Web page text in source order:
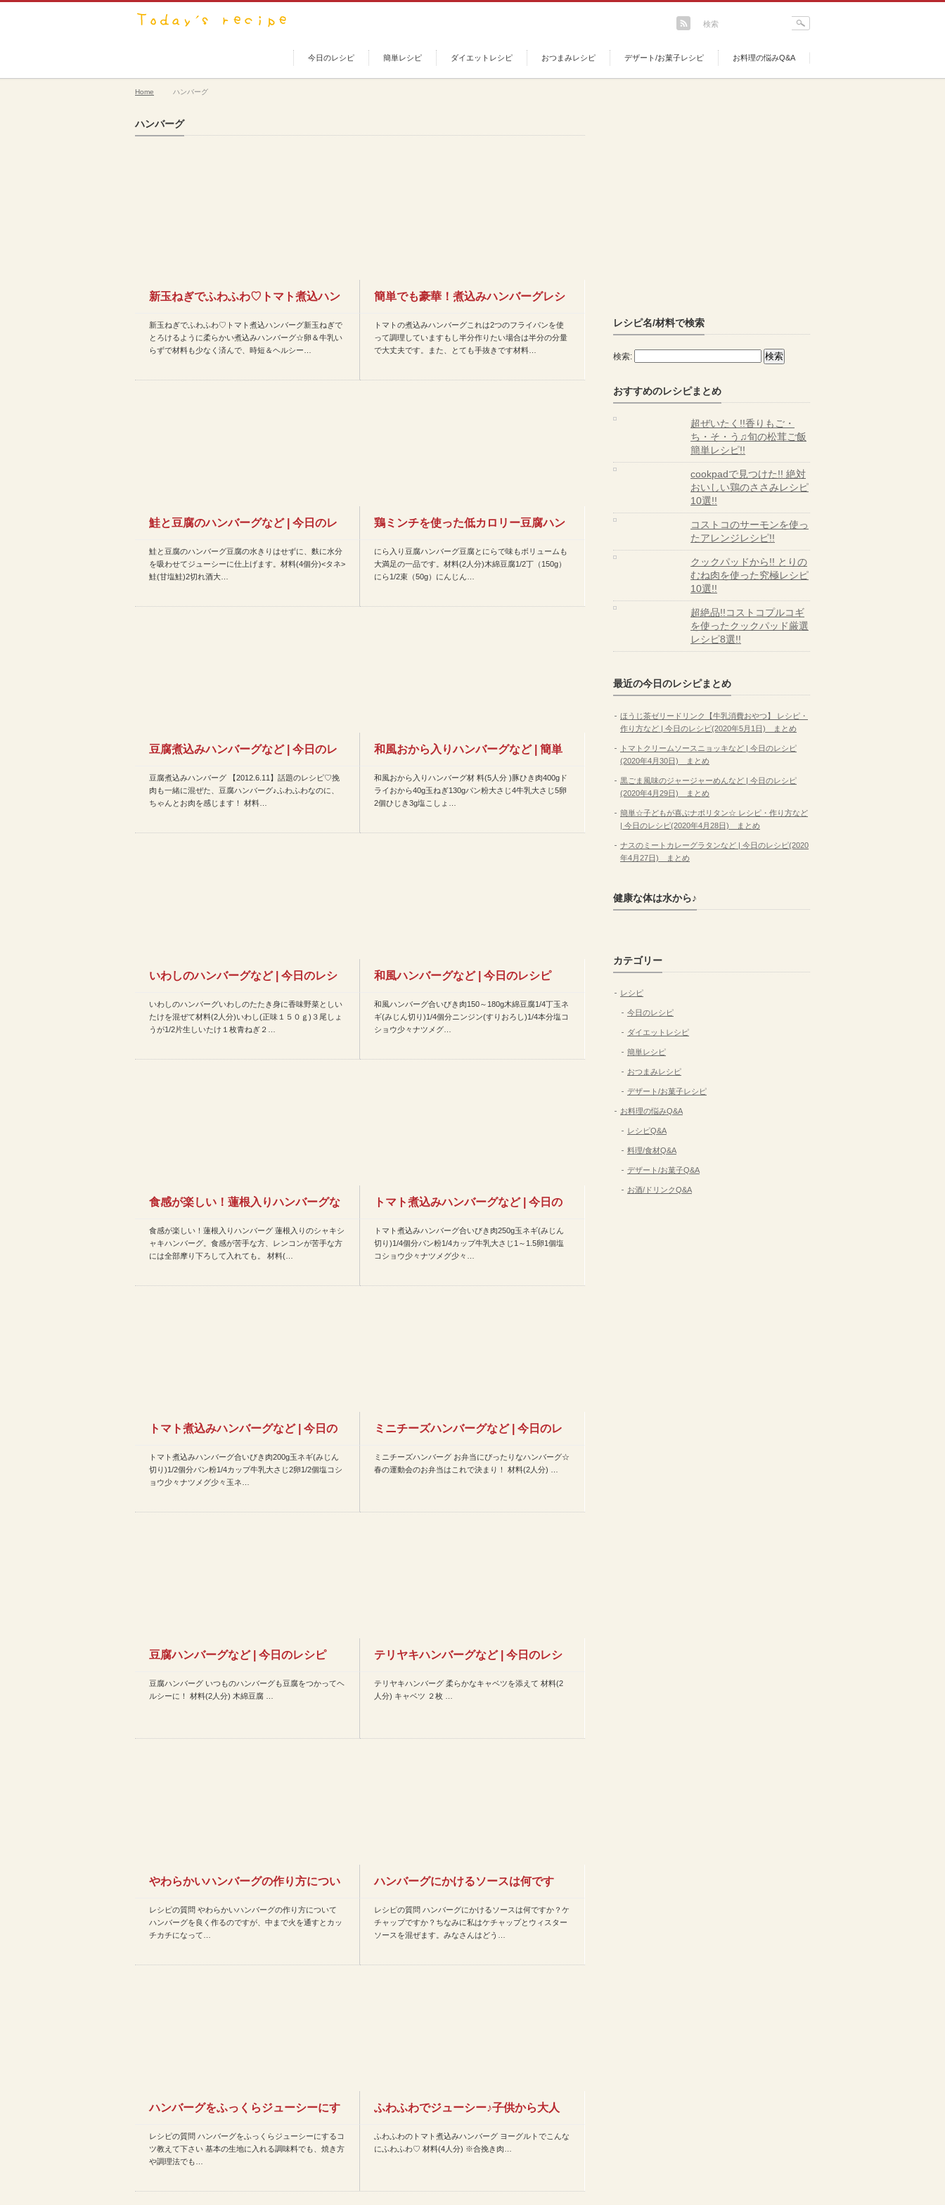
今日のレシピ 簡単レシピ ダイエットレシピ おつまみレシピ デザート/お菓子レシピ お料理の悩みQ&A
Home ハンバーグ
ハンバーグ
新玉ねぎでふわふわ♡トマト煮込ハン
バーグなど | 今日のレシ…
新玉ねぎでふわふわ♡トマト煮込ハンバーグ新玉ねぎで
とろけるように柔らかい煮込みハンバーグ☆卵＆牛乳い
らずで材料も少なく済んで、時短＆ヘルシー…
簡単でも豪華！煮込みハンバーグレシ
ピ10選
トマトの煮込みハンバーグこれは2つのフライパンを使
って調理していますもし半分作りたい場合は半分の分量
で大丈夫です。また、とても手抜きです材料…
鮭と豆腐のハンバーグなど | 今日のレ
シピ(2020年3月1…
鮭と豆腐のハンバーグ豆腐の水きりはせずに、麩に水分
を吸わせてジューシーに仕上げます。材料(4個分)<タネ>
鮭(甘塩鮭)2切れ酒大…
鶏ミンチを使った低カロリー豆腐ハン
バーグレシピ10選
にら入り豆腐ハンバーグ豆腐とにらで味もボリュームも
大満足の一品です。材料(2人分)木綿豆腐1/2丁（150g）
にら1/2束（50g）にんじん…
豆腐煮込みハンバーグなど | 今日のレ
シピ(2016年9月5…
豆腐煮込みハンバーグ 【2012.6.11】話題のレシピ♡挽
肉も一緒に混ぜた、豆腐ハンバーグ♪ふわふわなのに、
ちゃんとお肉を感じます！ 材料…
和風おから入りハンバーグなど | 簡単
レシピまとめ
和風おから入りハンバーグ材 料(5人分 )豚ひき肉400gド
ライおから40g玉ねぎ130gパン粉大さじ4牛乳大さじ5卵
2個ひじき3g塩こしょ…
いわしのハンバーグなど | 今日のレシ
ピ(2015年9月2日…
いわしのハンバーグいわしのたたき身に香味野菜としい
たけを混ぜて材料(2人分)いわし(正味１５０ｇ)３尾しょ
うが1/2片生しいたけ１枚青ねぎ２…
和風ハンバーグなど | 今日のレシピ
(2015年6月16日)…
和風ハンバーグ合いびき肉150～180g木綿豆腐1/4丁玉ネ
ギ(みじん切り)1/4個分ニンジン(すりおろし)1/4本分塩コ
ショウ少々ナツメグ…
食感が楽しい！蓮根入りハンバーグな
ど | 今日のレシピ(20…
食感が楽しい！蓮根入りハンバーグ 蓮根入りのシャキシ
ャキハンバーグ。食感が苦手な方、レンコンが苦手な方
には全部摩り下ろして入れても。 材料(…
トマト煮込みハンバーグなど | 今日の
レシピ(2015年2月…
トマト煮込みハンバーグ合いびき肉250g玉ネギ(みじん
切り)1/4個分パン粉1/4カップ牛乳大さじ1～1.5卵1個塩
コショウ少々ナツメグ少々…
トマト煮込みハンバーグなど | 今日の
レシピ(2014年12…
トマト煮込みハンバーグ合いびき肉200g玉ネギ(みじん
切り)1/2個分パン粉1/4カップ牛乳大さじ2卵1/2個塩コシ
ョウ少々ナツメグ少々玉ネ…
ミニチーズハンバーグなど | 今日のレ
シピ(2014年5月1…
ミニチーズハンバーグ お弁当にぴったりなハンバーグ☆
春の運動会のお弁当はこれで決まり！ 材料(2人分) …
豆腐ハンバーグなど | 今日のレシピ
(2014年4月5日) …
豆腐ハンバーグ いつものハンバーグも豆腐をつかってヘ
ルシーに！ 材料(2人分) 木綿豆腐 …
テリヤキハンバーグなど | 今日のレシ
ピ(2014年4月1日…
テリヤキハンバーグ 柔らかなキャベツを添えて 材料(2
人分) キャベツ ２枚 …
やわらかいハンバーグの作り方につい
て
レシピの質問 やわらかいハンバーグの作り方について
ハンバーグを良く作るのですが、中まで火を通すとカッ
チカチになって…
ハンバーグにかけるソースは何です
か？ケチャップですか？ちなみ…
レシピの質問 ハンバーグにかけるソースは何ですか？ケ
チャップですか？ちなみに私はケチャップとウィスター
ソースを混ぜます。みなさんはどう…
ハンバーグをふっくらジューシーにす
るコツ教えて下さい
レシピの質問 ハンバーグをふっくらジューシーにするコ
ツ教えて下さい 基本の生地に入れる調味料でも、焼き方
や調理法でも…
ふわふわでジューシー♪子供から大人
までみんな大好き!厳選ハン…
ふわふわのトマト煮込みハンバーグ ヨーグルトでこんな
にふわふわ♡ 材料(4人分) ※合挽き肉…
レシピ名/材料で検索
検索:
おすすめのレシピまとめ
超ぜいたく!!香りもご・
ち・そ・う♫旬の松茸ご飯
簡単レシピ!!
cookpadで見つけた!! 絶対
おいしい鶏のささみレシピ
10選!!
コストコのサーモンを使っ
たアレンジレシピ!!
クックパッドから!! とりの
むね肉を使った究極レシピ
10選!!
超絶品!!コストコプルコギ
を使ったクックパッド厳選
レシピ8選!!
最近の今日のレシピまとめ
ほうじ茶ゼリードリンク【牛乳消費おやつ】 レシピ・
作り方など | 今日のレシピ(2020年5月1日) まとめ
トマトクリームソースニョッキなど | 今日のレシピ
(2020年4月30日) まとめ
黒ごま風味のジャージャーめんなど | 今日のレシピ
(2020年4月29日) まとめ
簡単☆子どもが喜ぶナポリタン☆ レシピ・作り方など
| 今日のレシピ(2020年4月28日) まとめ
ナスのミートカレーグラタンなど | 今日のレシピ(2020
年4月27日) まとめ
健康な体は水から♪
カテゴリー
レシピ
今日のレシピ
ダイエットレシピ
簡単レシピ
おつまみレシピ
デザート/お菓子レシピ
お料理の悩みQ&A
レシピQ&A
料理/食材Q&A
デザート/お菓子Q&A
お酒/ドリンクQ&A